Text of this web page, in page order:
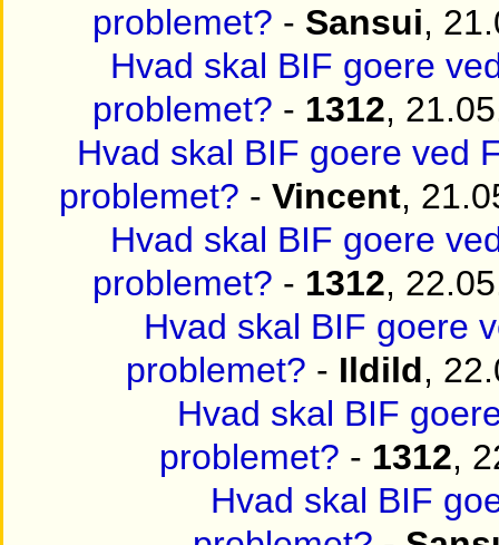
problemet? - Sansui,
Hvad skal BIF goere
problemet? - 1312,
Hvad skal BIF goere ved
problemet? - Vincent,
Hvad skal BIF goere
problemet? - 1312,
Hvad skal BIF goere
problemet? - Ildild,
Hvad skal BIF
problemet? - 1312,
Hvad skal BIF